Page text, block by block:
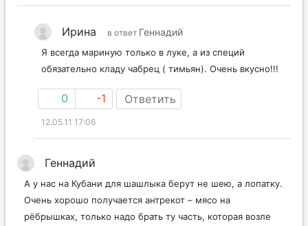
Ирина в ответ Геннадий
Я всегда мариную только в луке, а из специй
обязательно кладу чабрец ( тимьян). Очень вкусно!!!
0 -1 Ответить
12.05.11 17:06
Геннадий
А у нас на Кубани для шашлыка берут не шею, а лопатку.
Очень хорошо получается антрекот – мясо на
рёбрышках, только надо брать ту часть, которая возле